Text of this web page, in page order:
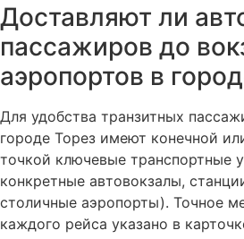
Доставляют ли
пассажиров до
аэропортов в
Для удобства транзитных
городе Торез имеют конечной
точкой ключевые транспортные
конкретные автовокзалы,
столичные аэропорты). Точное
каждого рейса указано в